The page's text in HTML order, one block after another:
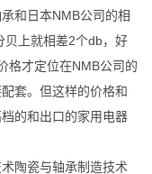
和日本NMB公司的相
贝上就相差2个db，好
格才定位在NMB公司的
套。但这样的价格和
的和出口的家用电器
陶瓷与轴承制造技术